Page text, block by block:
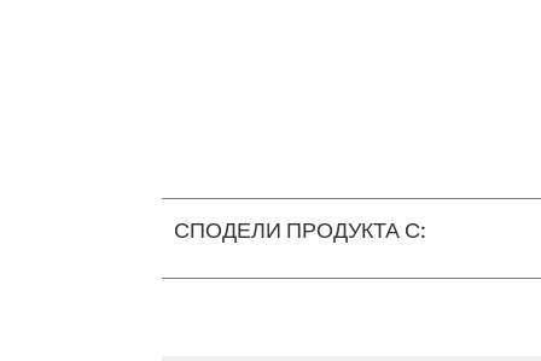
СПОДЕЛИ ПРОДУКТА С: